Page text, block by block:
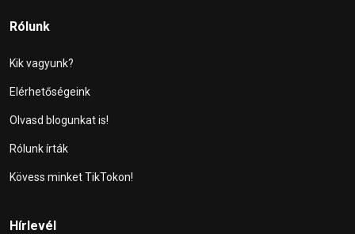
Rólunk
Kik vagyunk?
Elérhetőségeink
Olvasd blogunkat is!
Rólunk írták
Kövess minket TikTokon!
Hírlevél